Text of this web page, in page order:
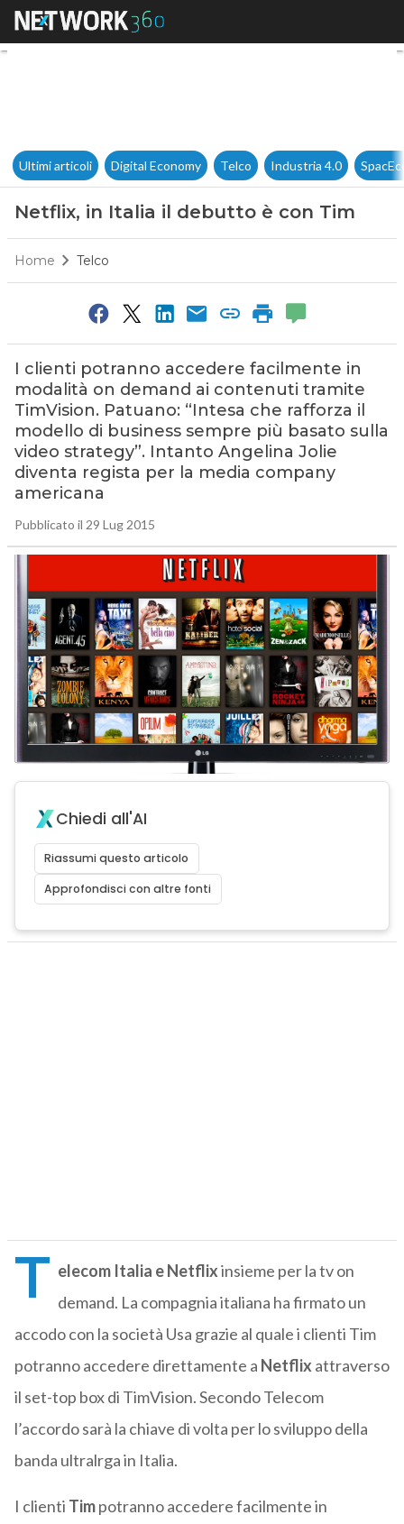
Netflix, in Italia il debutto è
Ultimi articoli Digital Economy Telco Industria 4.0
Netflix, in Italia il debutto è con Tim
Home Telco
I clienti potranno accedere facilmente in
modalità on demand ai contenuti tramite
TimVision. Patuano: “Intesa che rafforza il
modello di business sempre più basato sulla
video strategy”. Intanto Angelina Jolie
diventa regista per la media company
americana
Pubblicato il 29 Lug 2015
Chiedi all'AI
Riassumi questo articolo
Approfondisci con altre fonti
T elecom Italia e Netflixinsieme per la tv on
demand. La compagnia italiana ha firmato un
accodo con la società Usa grazie al quale i clienti Tim
potranno accedere direttamente a Netflixattraverso
il set-top box di TimVision. Secondo Telecom
l’accordo sarà la chiave di volta per lo sviluppo della
banda ultralrga in Italia.
I clienti Timpotranno accedere facilmente in